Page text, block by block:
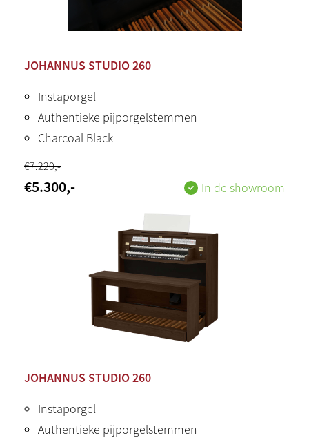
JOHANNUS STUDIO 260
Instaporgel
Authentieke pijporgelstemmen
Charcoal Black
€7.220,-
€5.300,- In de showroom
JOHANNUS STUDIO 260
Instaporgel
Authentieke pijporgelstemmen